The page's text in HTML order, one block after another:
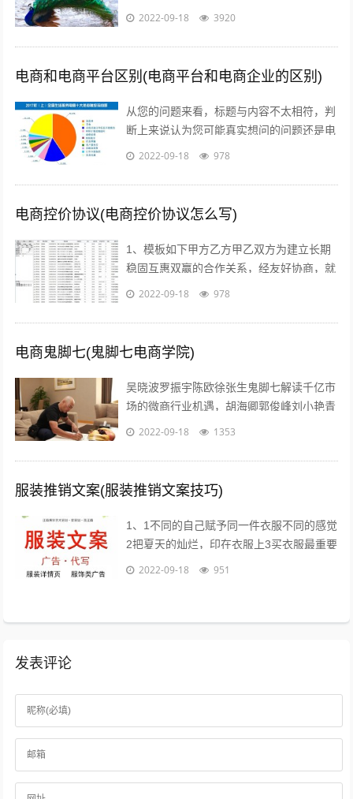
的羽毛吸引着每一个人，但我呢，但其他人
2022-09-18 3920
电商和电商平台区别(电商平台和电商企业的区别)
从您的问题来看，标题与内容不太相符，判
断上来说认为您可能真实想问的问题还是电
商真的挣钱吗能挣多少美容的行业怎么样在
2022-09-18 978
电商控价协议(电商控价协议怎么写)
1、模板如下甲方乙方甲乙双方为建立长期
稳固互惠双赢的合作关系，经友好协商，就
具体合作事宜达成如下协议一合作期限，本
2022-09-18 978
电商鬼脚七(鬼脚七电商学院)
吴晓波罗振宇陈欧徐张生鬼脚七解读千亿市
场的微商行业机遇，胡海卿郭俊峰刘小艳青
城老贼凌教头等业内大咖为您分享独到犀利
2022-09-18 1353
服装推销文案(服装推销文案技巧)
1、1不同的自己赋予同一件衣服不同的感觉
2把夏天的灿烂，印在衣服上3买衣服最重要
的目的，是放松我们自己4时间会折旧这件
2022-09-18 951
发表评论